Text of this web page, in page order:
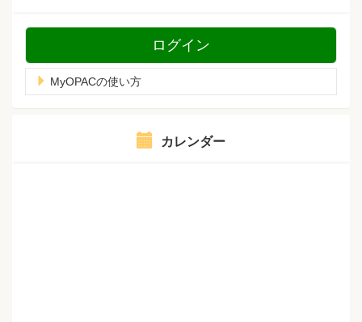
ログイン
MyOPACの使い方
カレンダー